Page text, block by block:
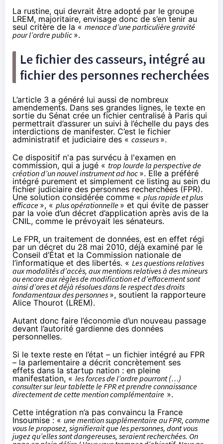
La rustine, qui devrait être adopté par le groupe
LREM, majoritaire, envisage donc de s’en tenir au
seul critère de la « menace d’une particulière gravité
pour l’ordre public ».
Le fichier des casseurs, intégré au
fichier des personnes recherchées
L’article 3 a généré lui aussi de nombreux
amendements. Dans ses grandes lignes, le texte en
sortie du Sénat crée un fichier centralisé à Paris qui
permettrait d’assurer un suivi à l’échelle du pays des
interdictions de manifester. C’est le fichier
administratif et judiciaire des « casseurs ».
Ce dispositif n'a pas survécu à l'examen en
commission, qui a jugé « trop lourde la perspective de
création d’un nouvel instrument ad hoc ». Elle a préféré
intégré purement et simplement ce listing au sein du
fichier judiciaire des personnes recherchées (FPR).
Une solution considérée comme « plus rapide et plus
efficace », « plus opérationnelle » et qui évite de passer
par la voie d’un décret d’application après avis de la
CNIL, comme le prévoyait les sénateurs.
Le FPR, un traitement de données, est en effet régi
par un décret du 28 mai 2010, déjà examiné par le
Conseil d’État et la Commission nationale de
l’informatique et des libertés. « Les questions relatives
aux modalités d’accès, aux mentions relatives à des mineurs
ou encore aux règles de modification et d’effacement sont
ainsi d’ores et déjà résolues dans le respect des droits
fondamentaux des personnes », soutient la rapporteure
Alice Thourot (LREM).
Autant donc faire l’économie d’un nouveau passage
devant l’autorité gardienne des données
personnelles.
Si le texte reste en l’état – un fichier intégré au FPR
– la parlementaire a décrit concrètement ses
effets dans la startup nation : en pleine
manifestation, « les forces de l’ordre pourront (…)
consulter sur leur tablette le FPR et prendre connaissance
directement de cette mention complémentaire ».
Cette intégration n’a pas convaincu la France
Insoumise : « une mention supplémentaire au FPR, comme
vous le proposez, signifierait que les personnes, dont vous
jugez qu’elles sont dangereuses, seraient recherchées. On